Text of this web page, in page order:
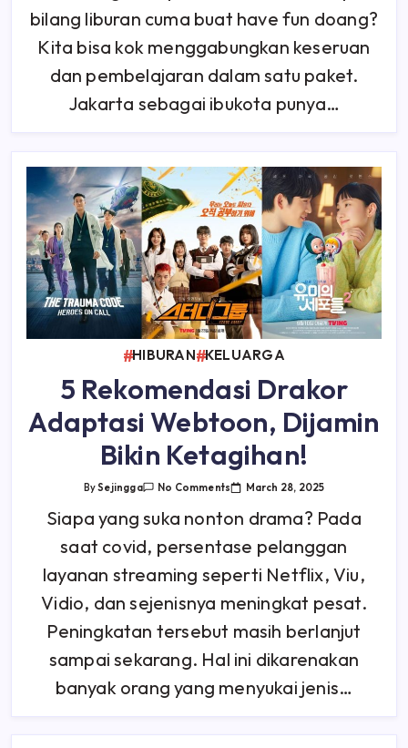
Jadi
bilang liburan cuma buat have fun doang?
Kita bisa kok menggabungkan keseruan
dan pembelajaran dalam satu paket.
Jakarta sebagai ibukota punya…
HIBURAN KELUARGA
5 Rekomendasi Drakor
Adaptasi Webtoon, Dijamin
Bikin Ketagihan!
BySejingga No CommentsOn
Rekomendasi
Drakor
Webtoon,
Dijamin
Bikin
Ketagihan!
March 28, 2025
Siapa yang suka nonton drama? Pada
saat covid, persentase pelanggan
layanan streaming seperti Netflix, Viu,
Vidio, dan sejenisnya meningkat pesat.
Peningkatan tersebut masih berlanjut
sampai sekarang. Hal ini dikarenakan
banyak orang yang menyukai jenis…